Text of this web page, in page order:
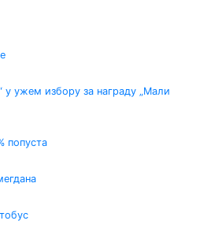
у ужем избору за награду „Мали
попуста